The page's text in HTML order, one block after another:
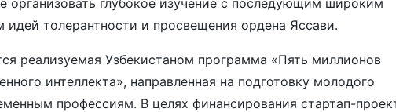
организовать глубокое изучение с последующим широким
идей толерантности и просвещения ордена Яссави.
реализуемая Узбекистаном программа «Пять миллионов
интеллекта», направленная на подготовку молодого
профессиям. В целях финансирования стартап-